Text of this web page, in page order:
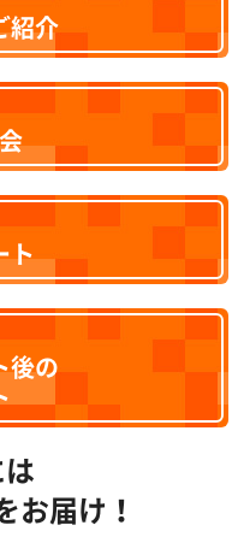
紹介
ト
後の
お届け！